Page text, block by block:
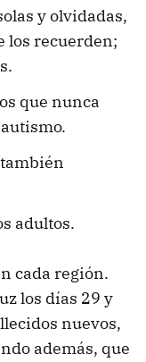
y olvidadas,
los recuerden;
que nunca
adultos.
cada región.
los días 29 y
nuevos,
además, que